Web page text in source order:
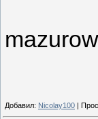
Добавил: Nicolay100 |